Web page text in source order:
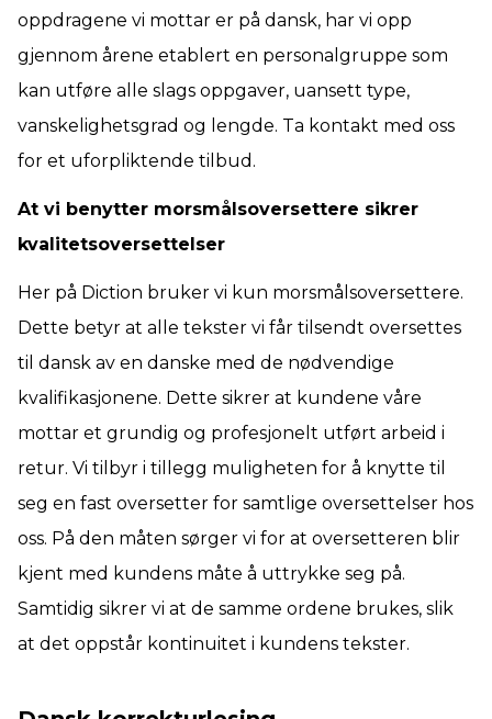
oppdragene vi mottar er på dansk, har vi opp
gjennom årene etablert en personalgruppe som
kan utføre alle slags oppgaver, uansett type,
vanskelighetsgrad og lengde. Ta kontakt med oss
for et uforpliktende tilbud.
At vi benytter morsmålsoversettere sikrer
kvalitetsoversettelser
Her på Diction bruker vi kun morsmålsoversettere.
Dette betyr at alle tekster vi får tilsendt oversettes
til dansk av en danske med de nødvendige
kvalifikasjonene. Dette sikrer at kundene våre
mottar et grundig og profesjonelt utført arbeid i
retur. Vi tilbyr i tillegg muligheten for å knytte til
seg en fast oversetter for samtlige oversettelser hos
oss. På den måten sørger vi for at oversetteren blir
kjent med kundens måte å uttrykke seg på.
Samtidig sikrer vi at de samme ordene brukes, slik
at det oppstår kontinuitet i kundens tekster.